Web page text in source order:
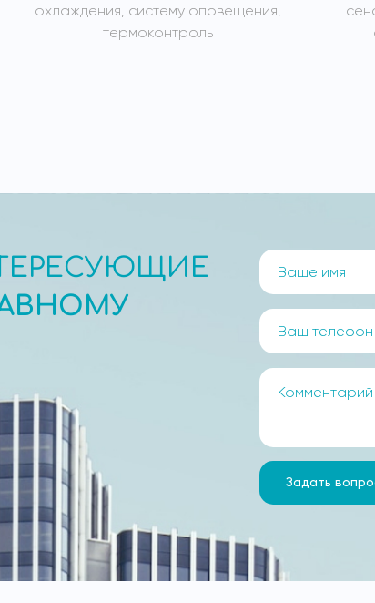
охлаждения, систему оповещения,
термоконтроль
Задать